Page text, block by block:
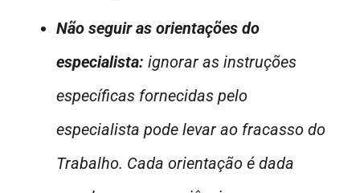
Não seguir as orientações do
especialista: ignorar as instruções
específicas fornecidas pelo
especialista pode levar ao fracasso do
Trabalho. Cada orientação é dada